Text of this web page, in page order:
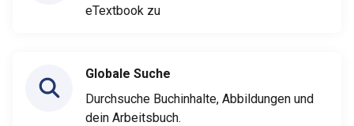
eTextbook zu
Globale Suche
Durchsuche Buchinhalte, Abbildungen und
dein Arbeitsbuch.